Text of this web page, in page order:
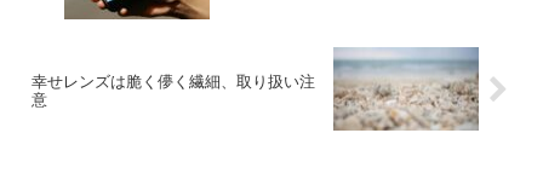
幸せレンズは脆く儚く繊細、取り扱い注
意